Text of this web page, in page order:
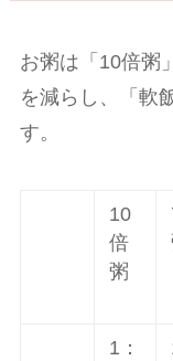
お粥は「10倍粥
を減らし、「軟
す。
10
倍
粥
1：